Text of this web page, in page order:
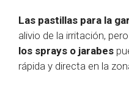
Las pastillas para la
alivio de la irritación, pero
los sprays o jarabes
rápida y directa en la